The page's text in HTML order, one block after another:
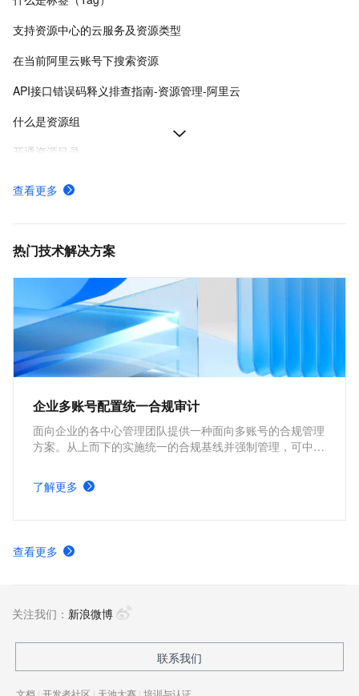
支持资源中心的云服务及资源类型
在当前阿里云账号下搜索资源
API接口错误码释义排查指南-资源管理-阿里云
什么是资源组
开通资源目录
创建资源组
支持资源组的云服务
查看更多
热门技术解决方案
企业多账号配置统一合规审计
面向企业的各中心管理团队提供一种面向多账号的合规管理
方案。从上而下的实施统一的合规基线并强制管理，可中心
的可见性可控性，切实起到监管效力，规避潜在风险。
了解更多
查看更多
关注我们： 新浪微博
联系我们
文档 | 开发者社区 | 天池大赛 | 培训与认证